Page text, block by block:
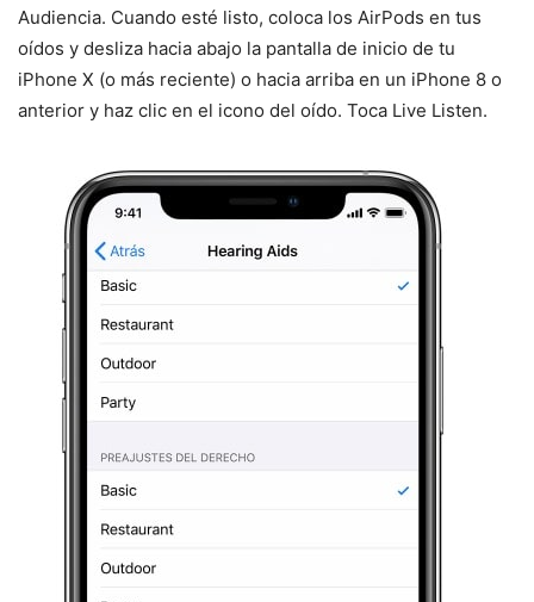
Audiencia. Cuando esté listo, coloca los AirPods en tus
oídos y desliza hacia abajo la pantalla de inicio de tu
iPhone X (o más reciente) o hacia arriba en un iPhone 8 o
anterior y haz clic en el icono del oído. Toca Live Listen.